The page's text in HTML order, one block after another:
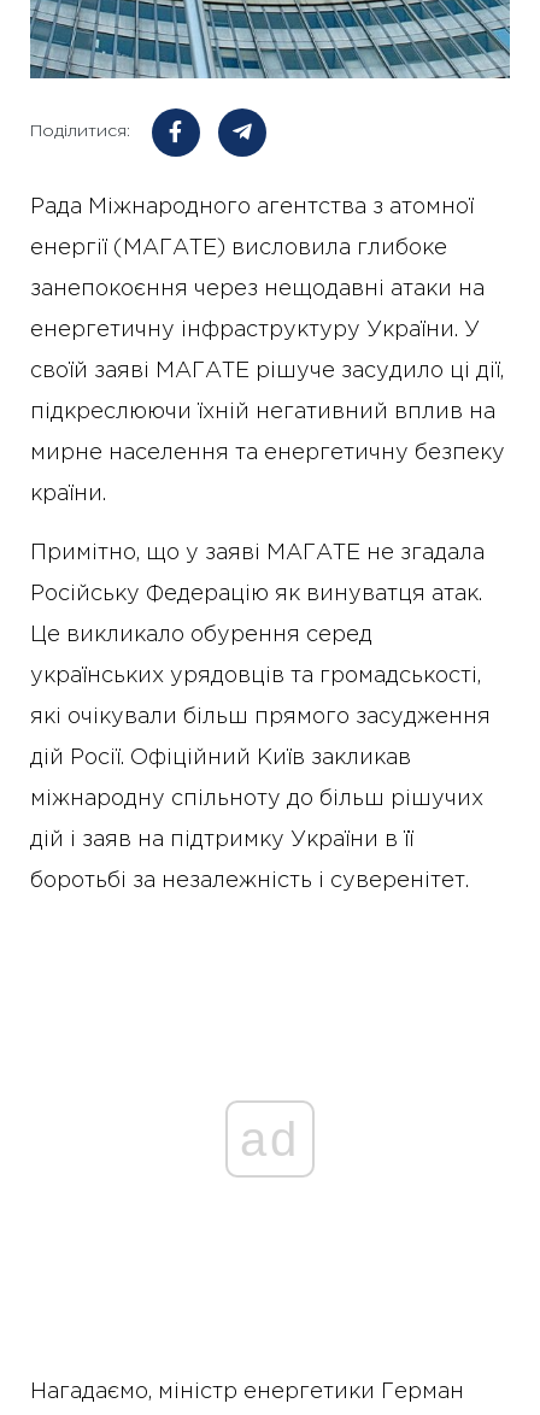
Поділитися:
Рада Міжнародного агентства з атомної
енергії (МАГАТЕ) висловила глибоке
занепокоєння через нещодавні атаки на
енергетичну інфраструктуру України. У
своїй заяві МАГАТЕ рішуче засудило ці дії,
підкреслюючи їхній негативний вплив на
мирне населення та енергетичну безпеку
країни.
Примітно, що у заяві МАГАТЕ не згадала
Російську Федерацію як винуватця атак.
Це викликало обурення серед
українських урядовців та громадськості,
які очікували більш прямого засудження
дій Росії. Офіційний Київ закликав
міжнародну спільноту до більш рішучих
дій і заяв на підтримку України в її
боротьбі за незалежність і суверенітет.
ad
Нагадаємо, міністр енергетики Герман